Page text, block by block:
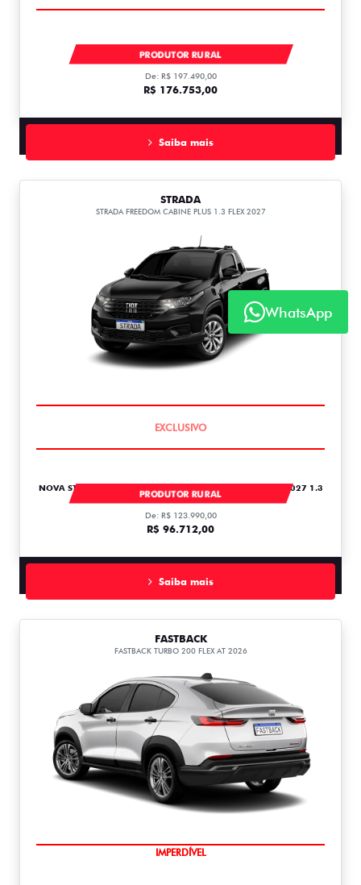
PRODUTOR RURAL
De: R$ 197.490,00
R$ 176.753,00
Saiba mais
STRADA
STRADA FREEDOM CABINE PLUS 1.3 FLEX 2027
NOVA STRADA STRADA FREEDOM CABINE PLUS 1.3 FLEX 2027 1.3
PRODUTOR RURAL
De: R$ 123.990,00
R$ 96.712,00
Saiba mais
FASTBACK
FASTBACK TURBO 200 FLEX AT 2026
IMPERDÍVEL
WhatsApp